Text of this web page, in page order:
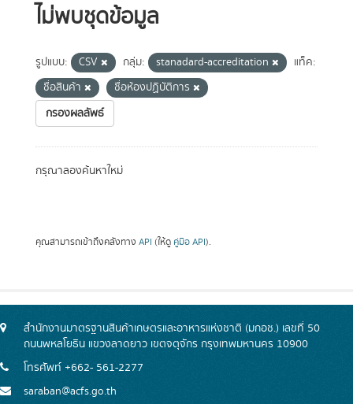
ไม่พบชุดข้อมูล
รูปแบบ: CSV กลุ่ม: stanadard-accreditation
แท็ค:
ชื่อสินค้า
ชื่อห้องปฏิบัติการ
กรองผลลัพธ์
กรุณาลองค้นหาใหม่
คุณสามารถเข้าถึงคลังทาง API (ให้ดู คู่มือ API).
สำนักงานมาตรฐานสินค้าเกษตรและอาหารแห่งชาติ (มกอช.) เลขที่ 50
ถนนพหลโยธิน แขวงลาดยาว เขตจตุจักร กรุงเทพมหานคร 10900
โทรศัพท์ +662- 561-2277
saraban@acfs.go.th